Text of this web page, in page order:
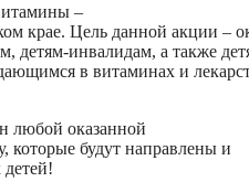
–
крае. Цель данной акции –
детям-инвалидам, а также
в витаминах и
любой оказанной
которые будут направлены и
детей!